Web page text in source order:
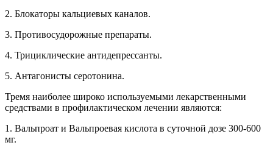
2. Блокаторы кальциевых каналов.
3. Противосудорожные препараты.
4. Трициклические антидепрессанты.
5. Антагонисты серотонина.
Тремя наиболее широко используемыми лекарственными
средствами в профилактическом лечении являются:
1. Вальпроат и Вальпроевая кислота в суточной дозе 300-600
мг.